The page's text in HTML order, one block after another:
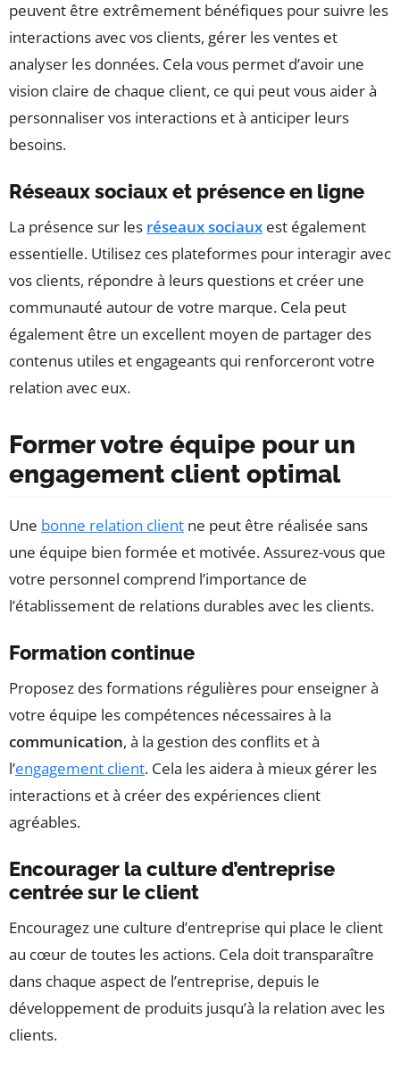
peuvent être extrêmement bénéfiques pour suivre les
interactions avec vos clients, gérer les ventes et
analyser les données. Cela vous permet d’avoir une
vision claire de chaque client, ce qui peut vous aider à
personnaliser vos interactions et à anticiper leurs
besoins.
Réseaux sociaux et présence en ligne
La présence sur les réseaux sociaux est également
essentielle. Utilisez ces plateformes pour interagir avec
vos clients, répondre à leurs questions et créer une
communauté autour de votre marque. Cela peut
également être un excellent moyen de partager des
contenus utiles et engageants qui renforceront votre
relation avec eux.
Former votre équipe pour un
engagement client optimal
Une bonne relation client ne peut être réalisée sans
une équipe bien formée et motivée. Assurez-vous que
votre personnel comprend l’importance de
l’établissement de relations durables avec les clients.
Formation continue
Proposez des formations régulières pour enseigner à
votre équipe les compétences nécessaires à la
communication, à la gestion des conflits et à
l’engagement client. Cela les aidera à mieux gérer les
interactions et à créer des expériences client
agréables.
Encourager la culture d’entreprise
centrée sur le client
Encouragez une culture d’entreprise qui place le client
au cœur de toutes les actions. Cela doit transparaître
dans chaque aspect de l’entreprise, depuis le
développement de produits jusqu’à la relation avec les
clients.